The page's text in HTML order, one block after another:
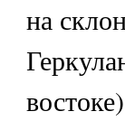
на